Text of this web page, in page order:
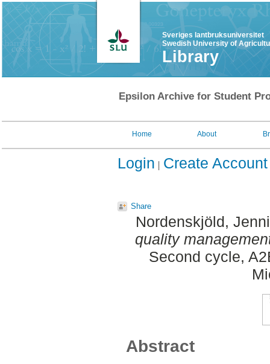
Sveriges lantbruksuniversitet
Swedish University of
Library
Epsilon Archive for Student
Home About
Login Create Account
Share
Nordenskjöld, Jenni
quality
Second cycle,
Abstract